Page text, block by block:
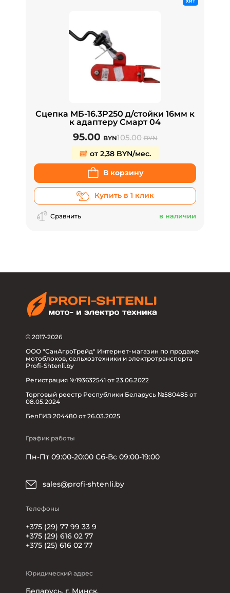
Сцепка МБ-16.3Р250 д/стойки 16мм к
к адаптеру Смарт 04
95.00 BYN105.00BYN
от 2,38 BYN/мес.
В корзину
Купить в 1 клик
Сравнить в наличии
© 2017-2026
ООО "СанАгроТрейд" Интернет-магазин по продаже
мотоблоков, сельхозтехники и электротранспорта
Profi-Shtenli.by
Регистрация №193632541 от 23.06.2022
Торговый реестр Республики Беларусь №580485 от
08.05.2024
БелГИЭ 204480 от 26.03.2025
График работы
Пн-Пт 09:00-20:00 Сб-Вс 09:00-19:00
sales@profi-shtenli.by
Телефоны
+375 (29) 77 99 33 9
+375 (29) 616 02 77
+375 (25) 616 02 77
Юридический адрес
Беларусь, г. Минск,